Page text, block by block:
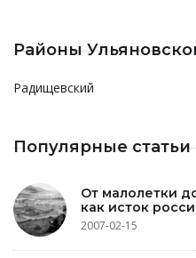
Районы
Радищевский
Популярные статьи
От малолетки
как исток
2007-02-15